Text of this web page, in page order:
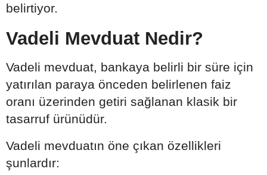
belirtiyor.
Vadeli Mevduat Nedir?
Vadeli mevduat, bankaya belirli bir süre için
yatırılan paraya önceden belirlenen faiz
oranı üzerinden getiri sağlanan klasik bir
tasarruf ürünüdür.
Vadeli mevduatın öne çıkan özellikleri
şunlardır: